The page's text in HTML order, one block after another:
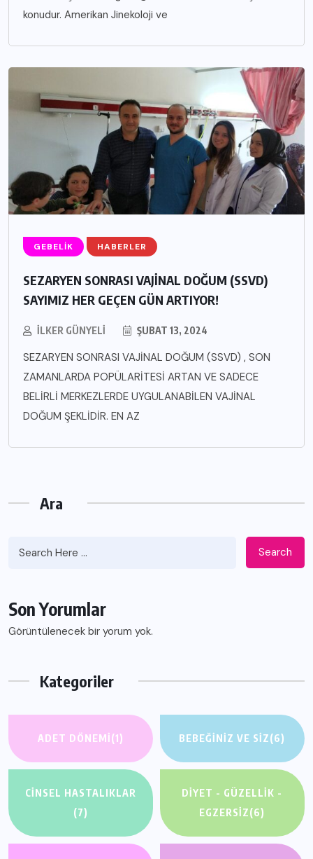
konudur. Amerikan Jinekoloji ve
GEBELIK HABERLER
SEZARYEN SONRASI VAJİNAL DOĞUM (SSVD)
SAYIMIZ HER GEÇEN GÜN ARTIYOR!
İLKER GÜNYELI ŞUBAT 13, 2024
SEZARYEN SONRASI VAJİNAL DOĞUM (SSVD) , SON
ZAMANLARDA POPÜLARİTESİ ARTAN VE SADECE
BELİRLİ MERKEZLERDE UYGULANABİLEN VAJİNAL
DOĞUM ŞEKLİDİR. EN AZ
Ara
Search
Son Yorumlar
Görüntülenecek bir yorum yok.
Kategoriler
ADET DÖNEMI(1) BEBEĞINIZ VE SIZ(6)
CINSEL HASTALIKLAR
(7)
DIYET - GÜZELLIK -
EGZERSIZ(6)